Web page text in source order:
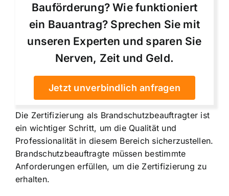
Bauförderung? Wie funktioniert
ein Bauantrag? Sprechen Sie mit
unseren Experten und sparen Sie
Nerven, Zeit und Geld.
Jetzt unverbindlich anfragen
Die Zertifizierung als Brandschutzbeauftragter ist
ein wichtiger Schritt, um die Qualität und
Professionalität in diesem Bereich sicherzustellen.
Brandschutzbeauftragte müssen bestimmte
Anforderungen erfüllen, um die Zertifizierung zu
erhalten.